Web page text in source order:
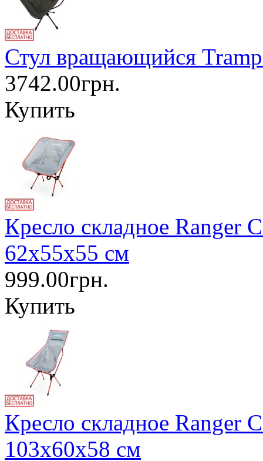
Стул вращающийся
3742.00грн.
Купить
Кресло складное Ranger
62х55х55 см
999.00грн.
Купить
Кресло складное Ranger
103х60х58 см